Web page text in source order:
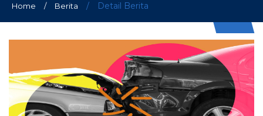
Home / Berita / Detail Berita